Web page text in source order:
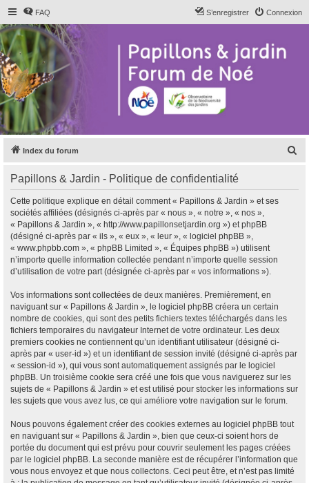
FAQ Connexion
S’enregistrer
Index du forum
Papillons & Jardin - Politique de confidentialité
Cette politique explique en détail comment « Papillons & Jardin » et ses
sociétés affiliées (désignés ci-après par « nous », « notre », « nos »,
« Papillons & Jardin », « http://www.papillonsetjardin.org ») et phpBB
(désigné ci-après par « ils », « eux », « leur », « logiciel phpBB »,
« www.phpbb.com », « phpBB Limited », « Équipes phpBB ») utilisent
n’importe quelle information collectée pendant n’importe quelle session
d’utilisation de votre part (désignée ci-après par « vos informations »).
Vos informations sont collectées de deux manières. Premièrement, en
naviguant sur « Papillons & Jardin », le logiciel phpBB créera un certain
nombre de cookies, qui sont des petits fichiers textes téléchargés dans les
fichiers temporaires du navigateur Internet de votre ordinateur. Les deux
premiers cookies ne contiennent qu’un identifiant utilisateur (désigné ci-
après par « user-id ») et un identifiant de session invité (désigné ci-après par
« session-id »), qui vous sont automatiquement assignés par le logiciel
phpBB. Un troisième cookie sera créé une fois que vous naviguerez sur les
sujets de « Papillons & Jardin » et est utilisé pour stocker les informations sur
les sujets que vous avez lus, ce qui améliore votre navigation sur le forum.
Nous pouvons également créer des cookies externes au logiciel phpBB tout
en naviguant sur « Papillons & Jardin », bien que ceux-ci soient hors de
portée du document qui est prévu pour couvrir seulement les pages créées
par le logiciel phpBB. La seconde manière est de récupérer l’information que
vous nous envoyez et que nous collectons. Ceci peut être, et n’est pas limité